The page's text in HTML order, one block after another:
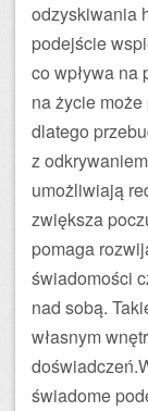
odzyskiwania
podejście
co wpływa
na życie
dlatego
z
umożliwiają
zwiększa
pomaga
świadomości
nad sobą.
własnym
świadome